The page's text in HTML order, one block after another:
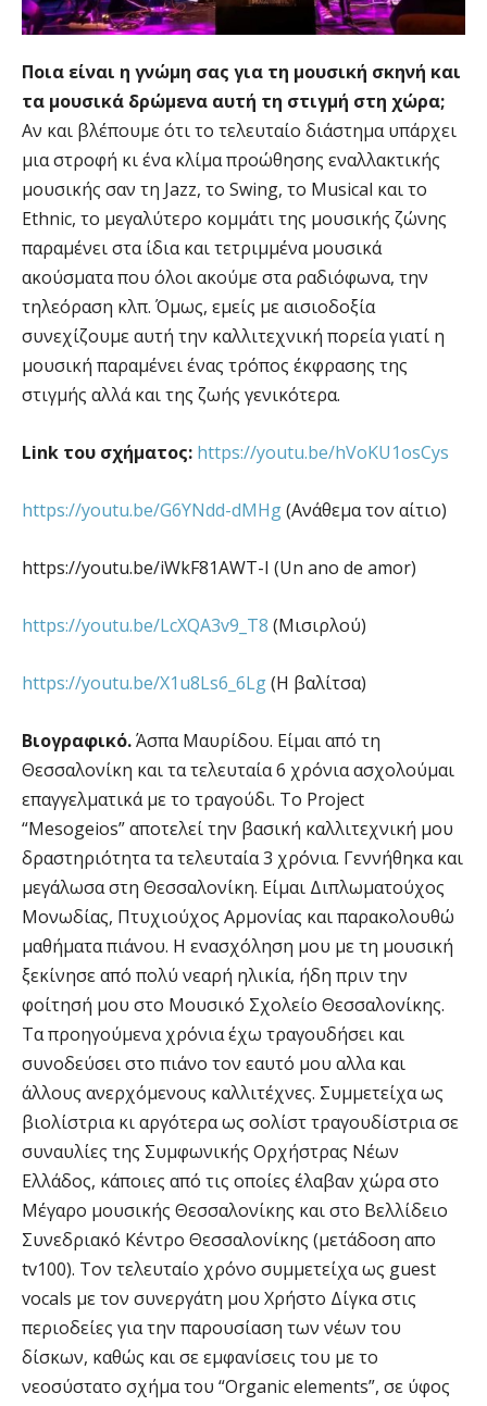
Ποια είναι η γνώμη σας για τη μουσική σκηνή και
τα μουσικά δρώμενα αυτή τη στιγμή στη χώρα;
Αν και βλέπουμε ότι το τελευταίο διάστημα υπάρχει
μια στροφή κι ένα κλίμα προώθησης εναλλακτικής
μουσικής σαν τη Jazz, το Swing, το Musical και το
Ethnic, το μεγαλύτερο κομμάτι της μουσικής ζώνης
παραμένει στα ίδια και τετριμμένα μουσικά
ακούσματα που όλοι ακούμε στα ραδιόφωνα, την
τηλεόραση κλπ. Όμως, εμείς με αισιοδοξία
συνεχίζουμε αυτή την καλλιτεχνική πορεία γιατί η
μουσική παραμένει ένας τρόπος έκφρασης της
στιγμής αλλά και της ζωής γενικότερα.
Link του σχήματος: https://youtu.be/hVoKU1osCys
https://youtu.be/G6YNdd-dMHg(Ανάθεμα τον αίτιο)
https://youtu.be/iWkF81AWT-I (Un ano de amor)
https://youtu.be/LcXQA3v9_T8 (Μισιρλού)
https://youtu.be/X1u8Ls6_6Lg(Η βαλίτσα)
Βιογραφικό.Άσπα Μαυρίδου. Είμαι από τη
Θεσσαλονίκη και τα τελευταία 6 χρόνια ασχολούμαι
επαγγελματικά με το τραγούδι. Το Project
“Mesogeios” αποτελεί την βασική καλλιτεχνική μου
δραστηριότητα τα τελευταία 3 χρόνια. Γεννήθηκα και
μεγάλωσα στη Θεσσαλονίκη. Είμαι Διπλωματούχος
Μονωδίας, Πτυχιούχος Αρμονίας και παρακολουθώ
μαθήματα πιάνου. Η ενασχόληση μου με τη μουσική
ξεκίνησε από πολύ νεαρή ηλικία, ήδη πριν την
φοίτησή μου στο Μουσικό Σχολείο Θεσσαλονίκης.
Τα προηγούμενα χρόνια έχω τραγουδήσει και
συνοδεύσει στο πιάνο τον εαυτό μου αλλα και
άλλους ανερχόμενους καλλιτέχνες. Συμμετείχα ως
βιολίστρια κι αργότερα ως σολίστ τραγουδίστρια σε
συναυλίες της Συμφωνικής Ορχήστρας Νέων
Ελλάδος, κάποιες από τις οποίες έλαβαν χώρα στο
Μέγαρο μουσικής Θεσσαλονίκης και στο Βελλίδειο
Συνεδριακό Κέντρο Θεσσαλονίκης (μετάδοση απο
tv100). Τον τελευταίο χρόνο συμμετείχα ως guest
vocals με τον συνεργάτη μου Χρήστο Δίγκα στις
περιοδείες για την παρουσίαση των νέων του
δίσκων, καθώς και σε εμφανίσεις του με το
νεοσύστατο σχήμα του “Organic elements”, σε ύφος